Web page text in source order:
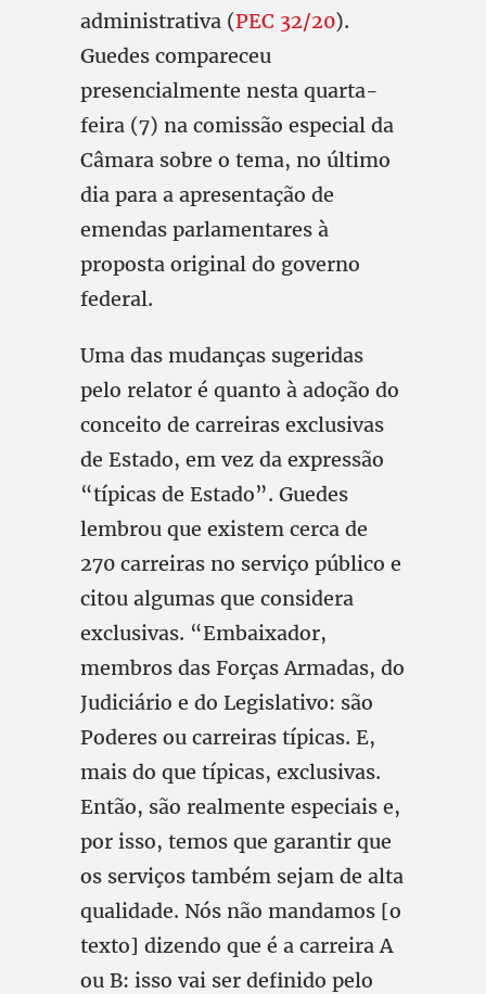
administrativa (PEC 32/20).
Guedes compareceu
presencialmente nesta quarta-
feira (7) na comissão especial da
Câmara sobre o tema, no último
dia para a apresentação de
emendas parlamentares à
proposta original do governo
federal.
Uma das mudanças sugeridas
pelo relator é quanto à adoção do
conceito de carreiras exclusivas
de Estado, em vez da expressão
“típicas de Estado”. Guedes
lembrou que existem cerca de
270 carreiras no serviço público e
citou algumas que considera
exclusivas. “Embaixador,
membros das Forças Armadas, do
Judiciário e do Legislativo: são
Poderes ou carreiras típicas. E,
mais do que típicas, exclusivas.
Então, são realmente especiais e,
por isso, temos que garantir que
os serviços também sejam de alta
qualidade. Nós não mandamos [o
texto] dizendo que é a carreira A
ou B: isso vai ser definido pelo